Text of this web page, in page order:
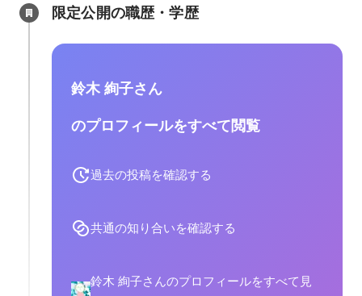
限定公開の職歴・学歴
鈴木 絢子さん
のプロフィールをすべて閲覧
過去の投稿を確認する
共通の知り合いを確認する
鈴木 絢子さんのプロフィールをすべて見